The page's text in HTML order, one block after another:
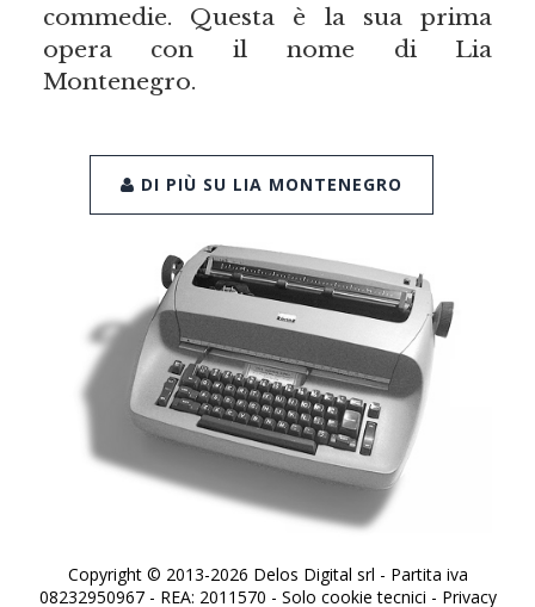
commedie. Questa è la sua prima
opera con il nome di Lia
Montenegro.
DI PIÙ SU LIA MONTENEGRO
Copyright © 2013-2026 Delos Digital srl - Partita iva
08232950967 - REA: 2011570 - Solo cookie tecnici - Privacy